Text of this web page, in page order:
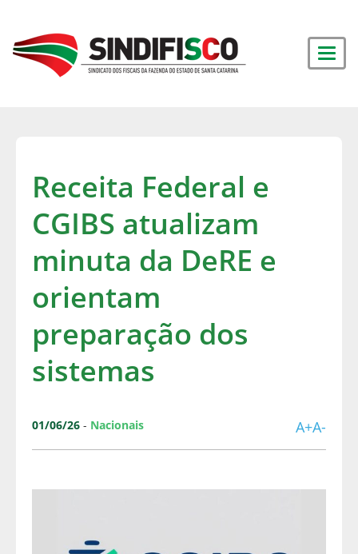
Receita Federal e
CGIBS atualizam
minuta da DeRE e
orientam
preparação dos
sistemas
01/06/26 - Nacionais A+A-